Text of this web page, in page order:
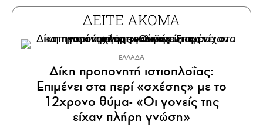
ΔΕΙΤΕ ΑΚΟΜΑ
ΕΛΛΑΔΑ
Δίκη προπονητή ιστιοπλοΐας:
Επιμένει στα περί «σχέσης» με το
12χρονο θύμα- «Οι γονείς της
είχαν πλήρη γνώση»